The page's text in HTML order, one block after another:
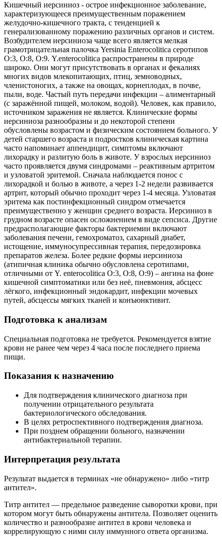
Кишечный иерсиниоз - острое инфекционное заболевание,
характеризующееся преимущественным поражением
желудочно-кишечного тракта, с тенденцией к
генерализованному поражению различных органов и систем.
Возбудителем иерсиниоза чаще всего является мелкая
грамотрицательная палочка Yersinia Enterocolitica серотипов
О:3, О:8, О:9. Y.enterocolitica распространены в природе
широко. Они могут присутствовать в органах и фекалиях
многих видов млекопитающих, птиц, земноводных,
членистоногих, а также на овощах, корнеплодах, в почве,
пыли, воде. Частый путь передачи инфекции – алиментарный
(с заражённой пищей, молоком, водой). Человек, как правило,
источником заражения не является. Клинические формы
иерсиниоза разнообразны и до некоторой степени
обусловлены возрастом и физическим состоянием больного. У
детей старшего возраста и подростков клиническая картина
часто напоминает аппендицит, симптомы включают
лихорадку и разлитую боль в животе. У взрослых иерсиниоз
часто проявляется двумя синдромами – реактивным артритом
и узловатой эритемой. Сначала наблюдается понос с
лихорадкой и болью в животе, а через 1-2 недели развивается
артрит, который обычно проходит через 1-4 месяца. Узловатая
эритема как постинфекционный синдром отмечается
преимущественно у женщин среднего возраста. Иерсиниоз в
грудном возрасте опасен осложнением в виде сепсиса. Другие
предрасполагающие факторы бактериемии включают
заболевания печени, гемохроматоз, сахарный диабет,
истощение, иммуносупрессивная терапия, передозировка
препаратов железа. Более редкие формы иерсиниоза
(атипичная клиника обычно обусловлена серотипами,
отличными от Y. enterocolitica О:3, О:8, О:9) – ангина на фоне
кишечной симптоматики или без неё, пневмония, абсцесс
лёгкого, инфекционный эндокардит, инфекции мочевых
путей, абсцессы мягких тканей и конъюнктивит.
Подготовка к анализам
Специальная подготовка не требуется. Рекомендуется взятие
крови не ранее чем через 4 часа после последнего приема
пищи.
Показания к назначению
Для подтверждения клинического диагноза при
получении отрицательного результата
бактериологического обследования.
В целях ретроспективного подтверждения диагноза.
При позднем обращении больного, назначении
антибактериальной терапии.
Интерпретация результата
Результат выдается в терминах «не обнаружено» либо «титр
антител».
Титр антител — предельное разведение сыворотки крови, при
котором могут быть обнаружены антитела. Позволяет оценить
количество и разнообразие антител в крови человека и
коррелирующую с ними силу иммунного ответа организма.